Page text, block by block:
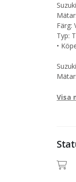
Färg:
Typ:
•
Visa